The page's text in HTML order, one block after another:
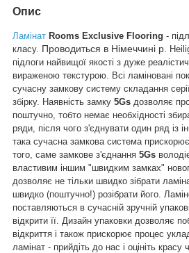
Опис
Ламінат Rooms Exclusive Flooring -
класу. Проводиться в Німеччині р.
підлоги найвищої якості з дуже
вираженою текстурою. Всі ламіновані
сучасну замкову систему складання
збірку. Наявність замку 5Gs дозволяє
поштучно, тобто немає необхідності
ряди, після чого з'єднувати один ряд із
така сучасна замкова система
того, саме замкове з'єднання 5Gs
властивим іншим "швидким замках"
дозволяє не тільки швидко зібрати
швидко (поштучно!) розібрати його.
поставляються в сучасній зручній
відкрити її. Дизайн упаковки дозволяє
відкриття і також прискорює процес
ламінат - прийдіть до нас і оцініть красу